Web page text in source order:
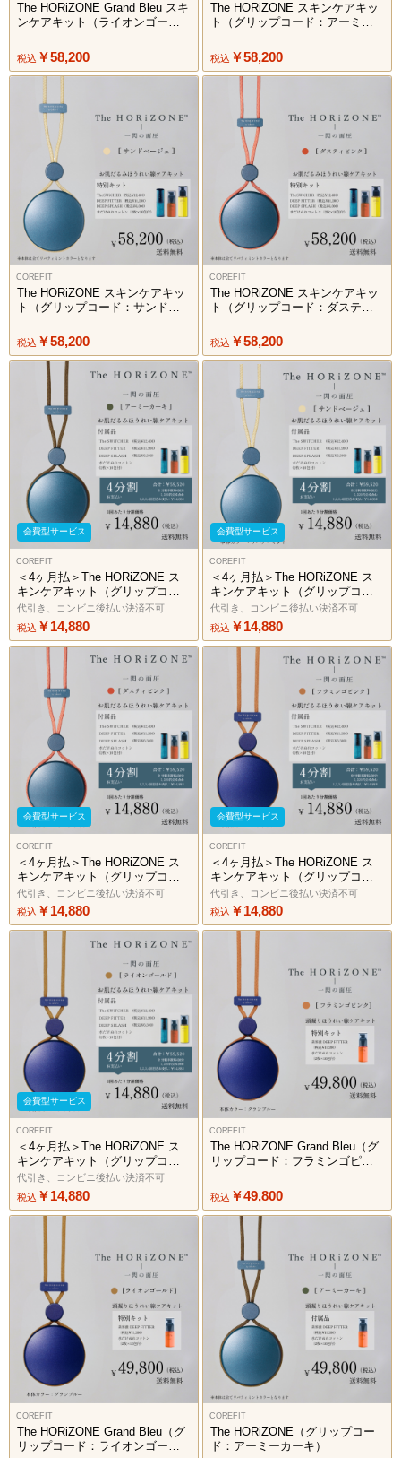
The HORiZONE Grand Bleu スキ
ンケアキット（ライオンゴール
税込 ￥58,200
The HORiZONE スキンケアキッ
ト（グリップコード：アーミー
税込 ￥58,200
COREFIT
The HORiZONE スキンケアキッ
ト（グリップコード：サンドベ
税込 ￥58,200
COREFIT
The HORiZONE スキンケアキッ
ト（グリップコード：ダスティ
税込 ￥58,200
会費型サービス
COREFIT
＜4ヶ月払＞The HORiZONE ス
キンケアキット（グリップコー
ド：アーミーカーキ）2606
代引き、コンビニ後払い決済不可
税込 ￥14,880
会費型サービス
COREFIT
＜4ヶ月払＞The HORiZONE ス
キンケアキット（グリップコー
ド：サンドベージュ）2606
代引き、コンビニ後払い決済不可
税込 ￥14,880
会費型サービス
COREFIT
＜4ヶ月払＞The HORiZONE ス
キンケアキット（グリップコー
ド：ダスティピンク）2606
代引き、コンビニ後払い決済不可
税込 ￥14,880
会費型サービス
COREFIT
＜4ヶ月払＞The HORiZONE ス
キンケアキット（グリップコー
ド：フラミンゴピンク）2606
代引き、コンビニ後払い決済不可
税込 ￥14,880
会費型サービス
COREFIT
＜4ヶ月払＞The HORiZONE ス
キンケアキット（グリップコー
ド：ライオンゴールド）2606
代引き、コンビニ後払い決済不可
税込 ￥14,880
COREFIT
The HORiZONE Grand Bleu（グ
リップコード：フラミンゴピン
税込 ￥49,800
COREFIT
The HORiZONE Grand Bleu（グ
リップコード：ライオンゴール
COREFIT
The HORiZONE（グリップコー
ド：アーミーカーキ）